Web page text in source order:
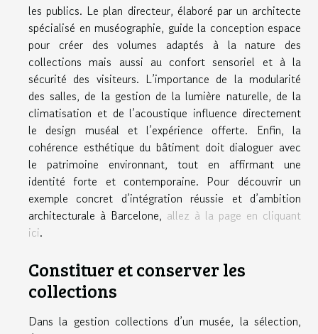
les publics. Le plan directeur, élaboré par un architecte
spécialisé en muséographie, guide la conception espace
pour créer des volumes adaptés à la nature des
collections mais aussi au confort sensoriel et à la
sécurité des visiteurs. L’importance de la modularité
des salles, de la gestion de la lumière naturelle, de la
climatisation et de l’acoustique influence directement
le design muséal et l’expérience offerte. Enfin, la
cohérence esthétique du bâtiment doit dialoguer avec
le patrimoine environnant, tout en affirmant une
identité forte et contemporaine. Pour découvrir un
exemple concret d’intégration réussie et d’ambition
architecturale à Barcelone, allez à la page en cliquant
ici.
Constituer et conserver les
collections
Dans la gestion collections d’un musée, la sélection,